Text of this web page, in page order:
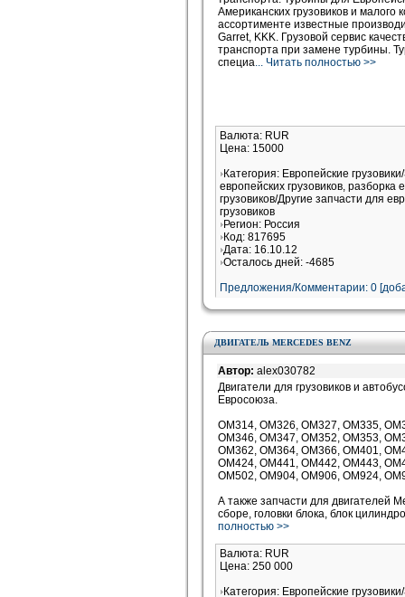
Американских грузовиков и малого
ассортименте известные
Garret, KKK. Грузовой сервис
транспорта при замене турбины.
специа... Читать полностью >>
Валюта: RUR
Цена: 15000
Категория: Европейские
европейских грузовиков, разборка
грузовиков/Другие запчасти для
грузовиков
Регион: Россия
Код: 817695
Дата: 16.10.12
Осталось дней: -4685
Предложения/Комментарии: 0
ДВИГАТЕЛЬ MERCEDES BENZ
Автор: alex030782
Двигатели для грузовиков и
Евросоюза.
OM314, OM326, OM327, OM335,
OM346, OM347, OM352, OM353,
OM362, OM364, OM366, OM401,
OM424, OM441, OM442, OM443,
OM502, OM904, OM906, OM924,
А также запчасти для двигателей
сборе, головки блока, блок
полностью >>
Валюта: RUR
Цена: 250 000
Категория: Европейские